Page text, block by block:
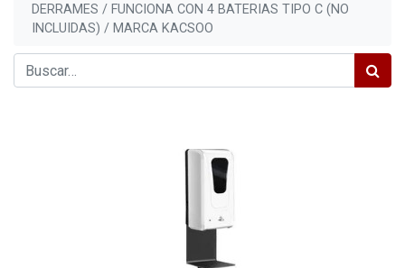
DERRAMES / FUNCIONA CON 4 BATERIAS TIPO C (NO
INCLUIDAS) / MARCA KACSOO